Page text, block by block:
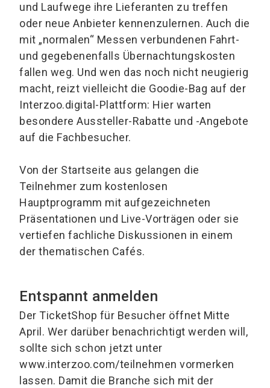
und Laufwege ihre Lieferanten zu treffen
oder neue Anbieter kennenzulernen. Auch die
mit „normalen“ Messen verbundenen Fahrt-
und gegebenenfalls Übernachtungskosten
fallen weg. Und wen das noch nicht neugierig
macht, reizt vielleicht die Goodie-Bag auf der
Interzoo.digital-Plattform: Hier warten
besondere Aussteller-Rabatte und -Angebote
auf die Fachbesucher.
Von der Startseite aus gelangen die
Teilnehmer zum kostenlosen
Hauptprogramm mit aufgezeichneten
Präsentationen und Live-Vorträgen oder sie
vertiefen fachliche Diskussionen in einem
der thematischen Cafés.
Entspannt anmelden
Der TicketShop für Besucher öffnet Mitte
April. Wer darüber benachrichtigt werden will,
sollte sich schon jetzt unter
www.interzoo.com/teilnehmen vormerken
lassen. Damit die Branche sich mit der